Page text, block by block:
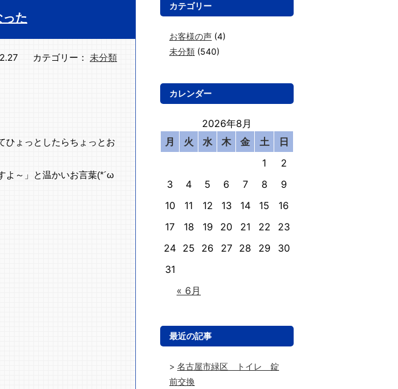
た
カテゴリー： 未分類
ひょっとしたらちょっとお
よ～」と温かいお言葉(*´ω
カテゴリー
お客様の声 (4)
未分類 (540)
カレンダー
2026年8月
月
火 水 木 金 土 日
« 6月
1
2
3
4 5 6 7 8
9
10
11 12 13 14 15
16
17
18 19 20 21 22
23
24 25 26 27 28 29
30
31
最近の記事
名古屋市緑区 トイレ 錠
前交換